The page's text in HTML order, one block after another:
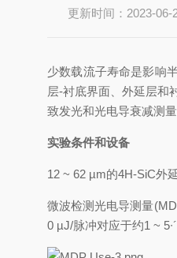
更新时间：2023-06-
少数载流子寿命是影响半
层-衬底界面、外延
致发光和光电导衰减测量的
实验条件和设备
12 ~ 62 µm的4H-SiC外
微波检测光电导测量
0 µJ/脉冲对应于约1 ~ 5∙´